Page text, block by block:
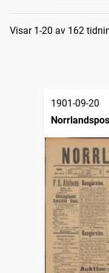
Visar 1-20 av 162
1901-09-20